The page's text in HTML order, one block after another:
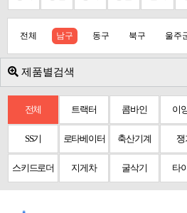
전체 남구 동구 북구 울주
제품별검색
전체 트랙터 콤바인 이
SS기 로타베이터 축산기계 쟁
스키드로더 지게차 굴삭기 타